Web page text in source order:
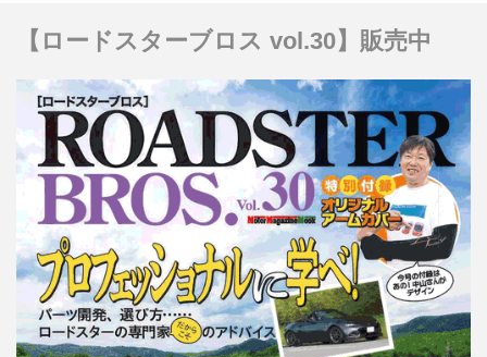
【ロードスターブロス vol.30】販売中